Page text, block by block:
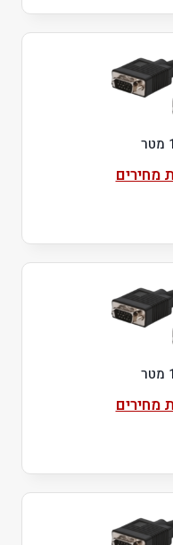
מחירים
מחירים